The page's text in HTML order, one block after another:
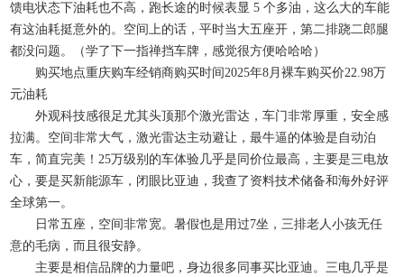
馈电状态下油耗也不高，跑长途的时候表显 5 个多油，这么大的车能
有这油耗挺意外的。空间上的话，平时当大五座开，第二排跷二郎腿
都没问题。（学了下一指禅挡车牌，感觉很方便哈哈哈）
购买地点重庆购车经销商购买时间2025年8月裸车购买价22.98万
元油耗
外观科技感很足尤其头顶那个激光雷达，车门非常厚重，安全感
拉满。空间非常大气，激光雷达主动避让，最牛逼的体验是自动泊
车，简直完美！25万级别的车体验几乎是同价位最高，主要是三电放
心，要是买新能源车，闭眼比亚迪，我查了资料技术储备和海外好评
全球第一。
日常五座，空间非常宽。暑假也是用过7坐，三排老人小孩无任
意的毛病，而且很安静。
主要是相信品牌的力量吧，身边很多同事买比亚迪。三电几乎是